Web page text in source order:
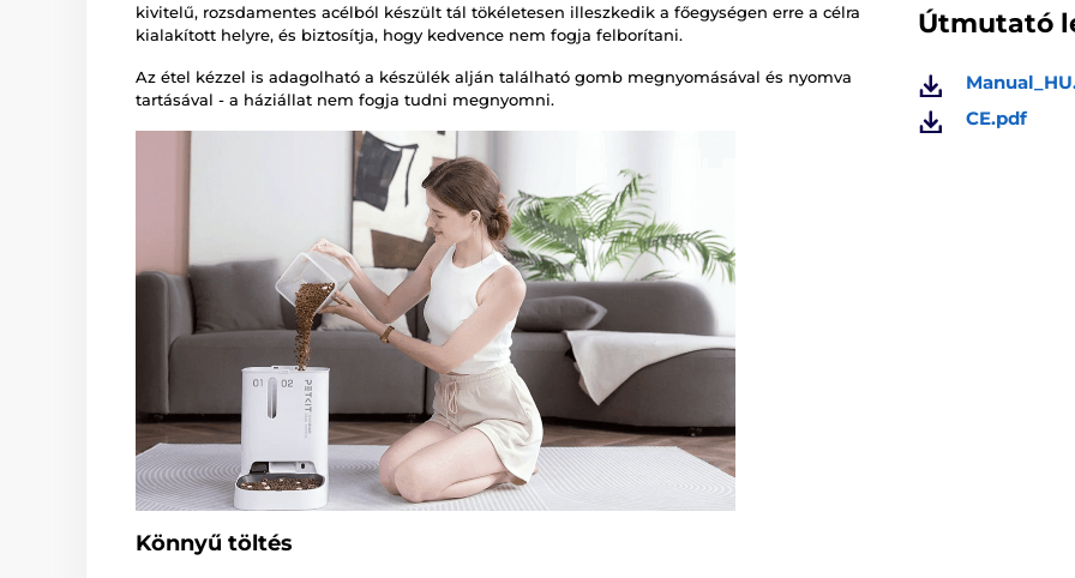
kivitelű, rozsdamentes acélból készült tál tökéletesen illeszkedik a főegységen erre a célra
kialakított helyre, és biztosítja, hogy kedvence nem fogja felborítani.
Az étel kézzel is adagolható a készülék alján található gomb megnyomásával és nyomva
tartásával - a háziállat nem fogja tudni megnyomni.
Könnyű töltés
Útmutató
CE.pdf